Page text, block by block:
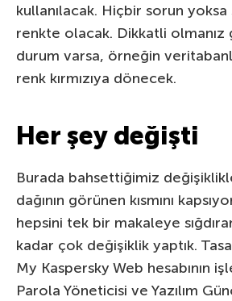
kullanılacak. Hiçbir sorun
renkte olacak. Dikkatli olmanız
durum varsa, örneğin
renk kırmızıya dönecek.
Her şey değişti
Burada bahsettiğimiz
dağının görünen kısmını
hepsini tek bir makaleye
kadar çok değişiklik yaptık.
My Kaspersky Web hesabının
Parola Yöneticisi ve Yazılım